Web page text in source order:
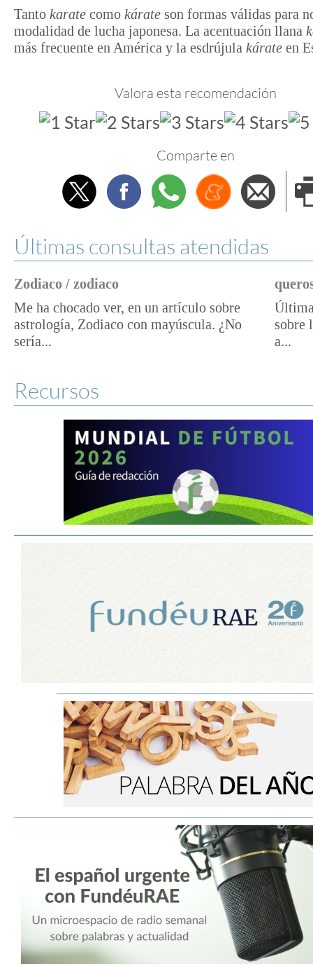
Tanto karate como kárate son formas válidas para
modalidad de lucha japonesa. La acentuación llana
más frecuente en América y la esdrújula kárate en
Valora esta recomendación
Comparte en
TwitterFacebookWhatsappMenéame
Últimas consultas atendidas
Zodiaco / zodiaco
Me ha chocado ver, en un artículo sobre
astrología, Zodiaco con mayúscula. ¿No
sería...
sobre
a...
Recursos